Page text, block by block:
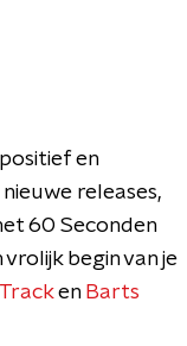
en
releases,
60 Seconden
begin van je
en Barts